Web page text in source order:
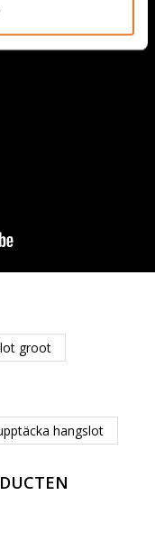
groot
hangslot